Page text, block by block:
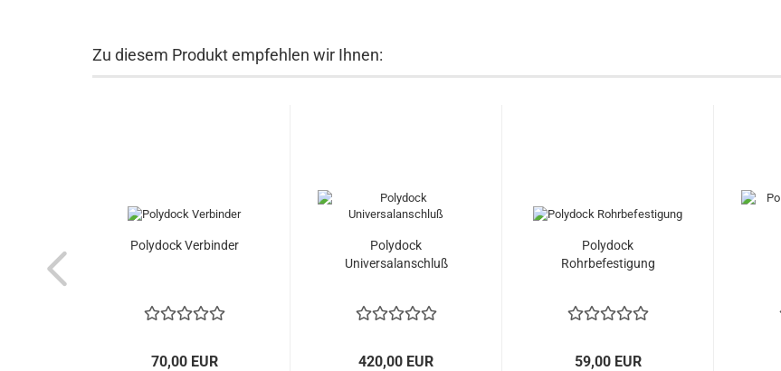
Zu diesem Produkt empfehlen wir Ihnen:
Polydock Verbinder
70,00 EUR
Polydock
Universalanschluß
420,00 EUR
Polydock
Rohrbefestigung
59,00 EUR